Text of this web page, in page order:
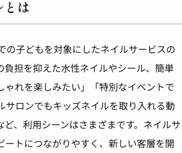
は
子どもを対象にしたネイルサービスの
担を抑えた水性ネイルやシール、簡単
れを楽しみたい」「特別なイベントで
ロンでもキッズネイルを取り入れる動
、利用シーンはさまざまです。ネイルサ
トにつながりやすく、新しい客層を開